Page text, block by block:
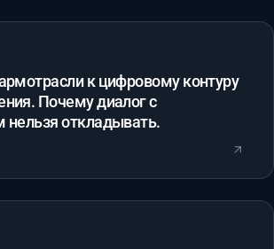
к цифровому контуру
Почему диалог с
нельзя откладывать.